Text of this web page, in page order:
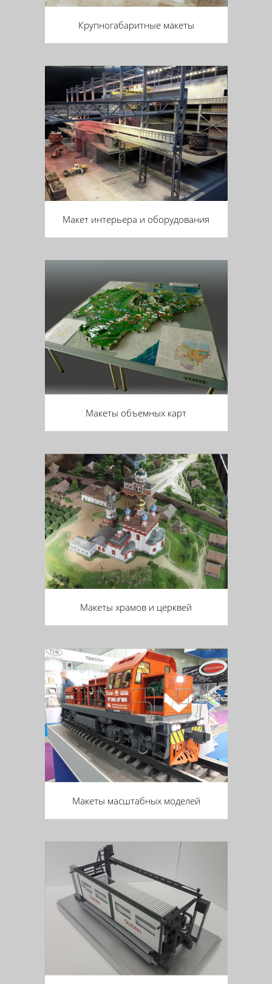
Крупногабаритные макеты
Макет интерьера и оборудования
Макеты объемных карт
Макеты храмов и церквей
Макеты масштабных моделей